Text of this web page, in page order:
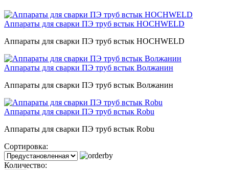
Аппараты для сварки ПЭ труб встык HOCHWELD
Аппараты для сварки ПЭ труб встык HOCHWELD
Аппараты для сварки ПЭ труб встык Волжанин
Аппараты для сварки ПЭ труб встык Волжанин
Аппараты для сварки ПЭ труб встык Robu
Аппараты для сварки ПЭ труб встык Robu
Сортировка:
Количество: